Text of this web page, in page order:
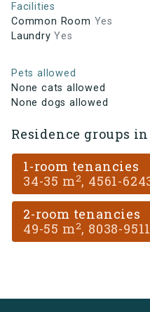
Facilities
Common Room Yes
Laundry Yes
Pets allowed
None cats allowed
None dogs allowed
Residence groups
1-room tenancies
34-35 m2, 4561-
2-room tenancies
49-55 m2, 8038-